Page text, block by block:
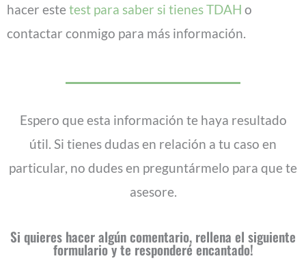
hacer este test para saber si tienes TDAH o
contactar conmigo para más información.
Espero que esta información te haya resultado
útil. Si tienes dudas en relación a tu caso en
particular, no dudes en preguntármelo para que te
asesore.
Si quieres hacer algún comentario, rellena el siguiente
formulario y te responderé encantado!